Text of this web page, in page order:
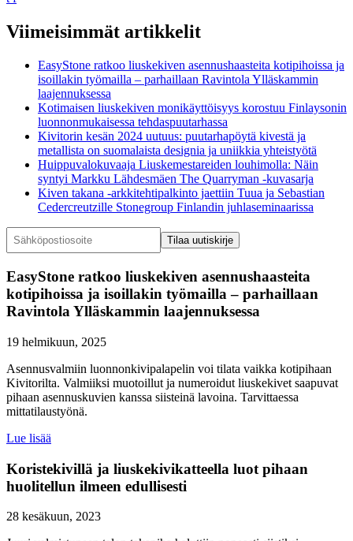
Viimeisimmät artikkelit
EasyStone ratkoo liuskekiven asennushaasteita kotipihoissa ja
isoillakin työmailla – parhaillaan Ravintola Ylläskammin
laajennuksessa
Kotimaisen liuskekiven monikäyttöisyys korostuu Finlaysonin
luonnonmukaisessa tehdaspuutarhassa
Kivitorin kesän 2024 uutuus: puutarhapöytä kivestä ja
metallista on suomalaista designia ja uniikkia yhteistyötä
Huippuvalokuvaaja Liuskemestareiden louhimolla: Näin
syntyi Markku Lähdesmäen The Quarryman -kuvasarja
Kiven takana -arkkitehtipalkinto jaettiin Tuua ja Sebastian
Cedercreutzille Stonegroup Finlandin juhlaseminaarissa
EasyStone ratkoo liuskekiven asennushaasteita
kotipihoissa ja isoillakin työmailla – parhaillaan
Ravintola Ylläskammin laajennuksessa
19 helmikuun, 2025
Asennusvalmiin luonnonkivipalapelin voi tilata vaikka kotipihaan
Kivitorilta. Valmiiksi muotoillut ja numeroidut liuskekivet saapuvat
pihaan asennuskuvien kanssa siisteinä lavoina. Tarvittaessa
mittatilaustyönä.
Lue lisää
Koristekivillä ja liuskekivikatteella luot pihaan
huolitellun ilmeen edullisesti
28 kesäkuun, 2023